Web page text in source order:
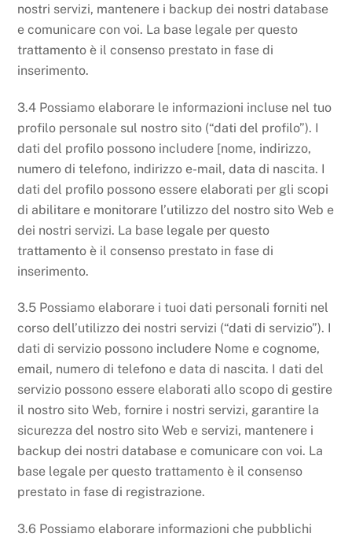
nostri servizi, mantenere i backup dei nostri database
e comunicare con voi. La base legale per questo
trattamento è il consenso prestato in fase di
inserimento.
3.4 Possiamo elaborare le informazioni incluse nel tuo
profilo personale sul nostro sito (“dati del profilo”). I
dati del profilo possono includere [nome, indirizzo,
numero di telefono, indirizzo e-mail, data di nascita. I
dati del profilo possono essere elaborati per gli scopi
di abilitare e monitorare l’utilizzo del nostro sito Web e
dei nostri servizi. La base legale per questo
trattamento è il consenso prestato in fase di
inserimento.
3.5 Possiamo elaborare i tuoi dati personali forniti nel
corso dell’utilizzo dei nostri servizi (“dati di servizio”). I
dati di servizio possono includere Nome e cognome,
email, numero di telefono e data di nascita. I dati del
servizio possono essere elaborati allo scopo di gestire
il nostro sito Web, fornire i nostri servizi, garantire la
sicurezza del nostro sito Web e servizi, mantenere i
backup dei nostri database e comunicare con voi. La
base legale per questo trattamento è il consenso
prestato in fase di registrazione.
3.6 Possiamo elaborare informazioni che pubblichi